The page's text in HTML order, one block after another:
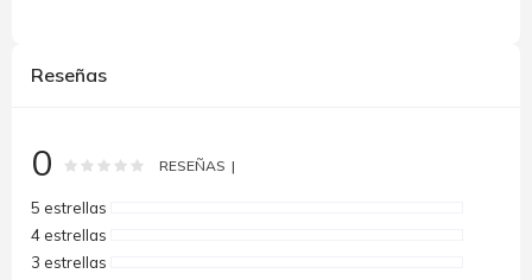
Reseñas
0 Rating: % of100
RESEÑAS
5 estrellas
4 estrellas
3 estrellas